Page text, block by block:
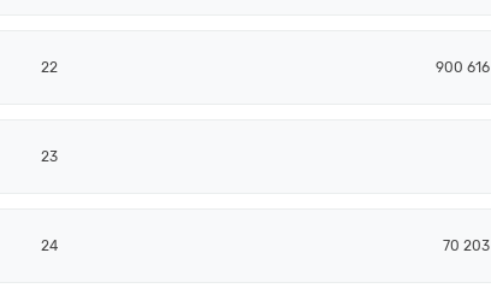
22 900 616
23
24 70 203